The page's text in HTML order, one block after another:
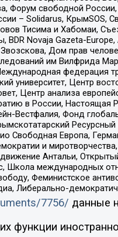
Форум свободной
– Solidarus, КрымSOS,
Тисима и Хабомаи,
BDR Novaja Gazeta-
Дом прав
им Вилфрида
федерация
университет, Центр
Центр анализа
в России, Настоящая
Вестфалия, Фонд
Свободная Европа,
и
Антальи,
Школа международных
Феминистское
Либерально-
7756/ данные